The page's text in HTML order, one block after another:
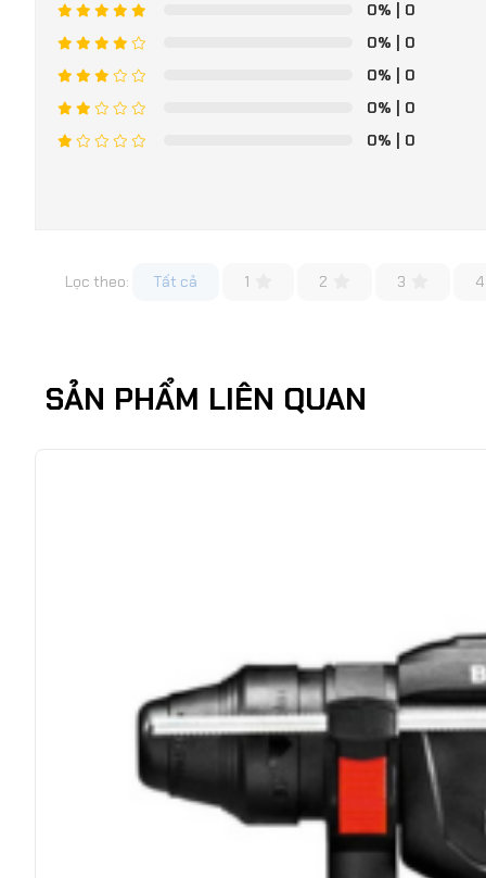
0% | 0
0% | 0
0% | 0
0% | 0
0% | 0
Lọc theo: Tất cả 1 2 3 4
SẢN PHẨM LIÊN QUAN